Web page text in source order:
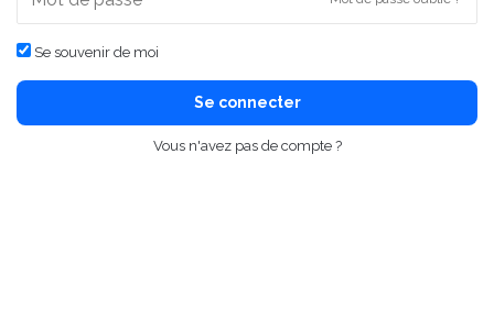
Se souvenir de moi
Se connecter
Vous n'avez pas de compte ?